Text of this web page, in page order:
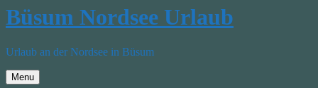
Büsum Nordsee Urlaub
Urlaub an der Nordsee in Büsum
Menu